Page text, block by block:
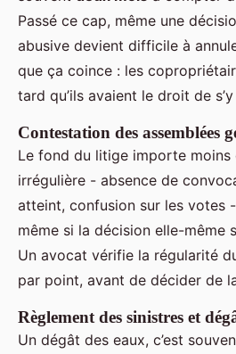
Passé ce cap, même une
abusive devient difficile à
que ça coince : les
tard qu’ils avaient le droit de
Contestation des assemblées
Le fond du litige importe moins
irrégulière - absence de
atteint, confusion sur les votes
même si la décision elle-même
Un avocat vérifie la régularité
par point, avant de décider de
Règlement des sinistres et
Un dégât des eaux, c’est